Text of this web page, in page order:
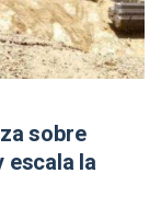
sobre
escala la